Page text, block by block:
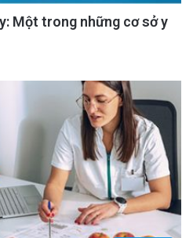
Một trong những cơ sở y